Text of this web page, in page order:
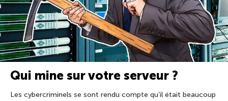
Qui mine sur votre serveur ?
Les cybercriminels se sont rendu compte qu’il était beaucoup